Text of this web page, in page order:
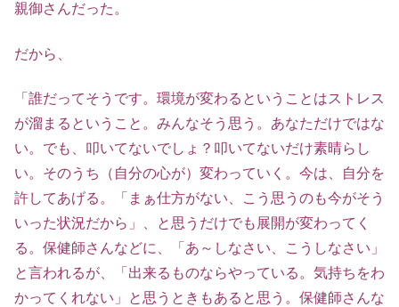
親御さんだった。
だから、
「誰だってそうです。環境が変わるということはストレス
が溜まるということ。みんなそう思う。あなただけではな
い。でも、叩いてないでしょ？叩いてないだけ素晴らし
い。そのうち（自分の心が）変わっていく。今は、自分を
許してあげる。「まぁ仕方がない、こう思うのも今がそう
いった状況だから」、と思うだけでも展開が変わってく
る。保健師さんなどに、「あ～しなさい、こうしなさい」
と言われるが、「出来るものならやっている。気持ちをわ
かってくれない」と思うときもあると思う。保健師さんな